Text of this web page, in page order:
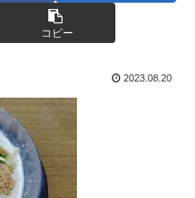
コピー
2023.08.20